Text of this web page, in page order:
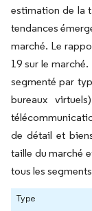
estimation de la
tendances
marché. Le
19 sur le
segmenté par
bureaux
de détail et
taille du marché
tous les
Type